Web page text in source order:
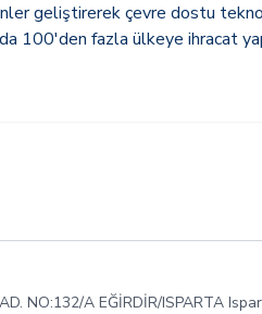
geliştirerek çevre dostu
100'den fazla ülkeye ihracat
NO:132/A EĞİRDİR/ISPARTA